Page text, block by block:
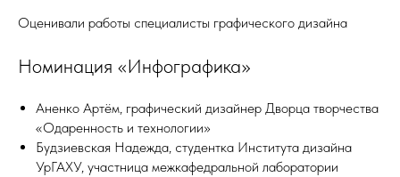
Оценивали работы специалисты графического дизайна
Номинация «Инфографика»
Аненко Артём, графический дизайнер Дворца творчества
«Одаренность и технологии»
Будзиевская Надежда, студентка Института дизайна
УрГАХУ, участница межкафедральной лаборатории